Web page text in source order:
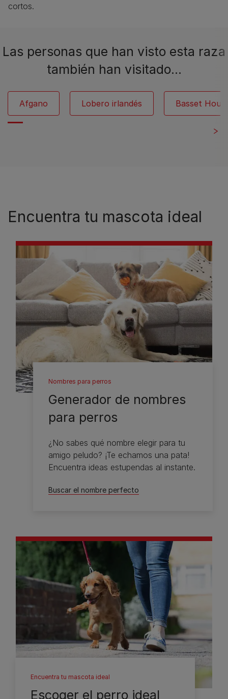
cortos.
Las personas que han visto esta raza
también han visitado…
Afgano Lobero irlandés Basset
Encuentra tu mascota ideal
Nombres para perros
Generador de nombres
para perros
¿No sabes qué nombre elegir para tu
amigo peludo? ¡Te echamos una pata!
Encuentra ideas estupendas al instante.
Buscar el nombre perfecto
Encuentra tu mascota ideal
Escoger el perro ideal